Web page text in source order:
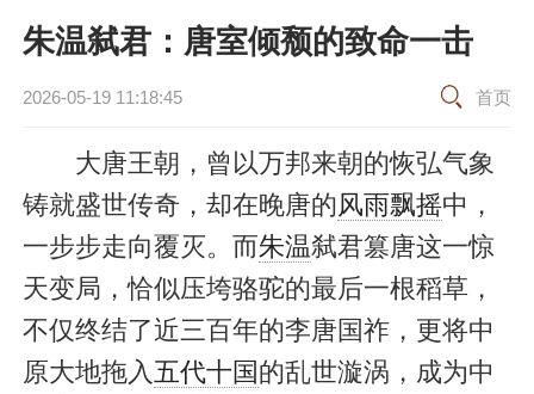
朱温弑君：唐室倾颓的致命一击
2026-05-19 11:18:45 首页
大唐王朝，曾以万邦来朝的恢弘气象
铸就盛世传奇，却在晚唐的风雨飘摇中，
一步步走向覆灭。而朱温弑君篡唐这一惊
天变局，恰似压垮骆驼的最后一根稻草，
不仅终结了近三百年的李唐国祚，更将中
原大地拖入五代十国的乱世漩涡，成为中